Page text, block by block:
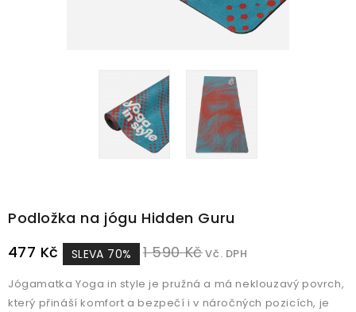
Podložka na jógu Hidden Guru
477 Kč
SLEVA 70% 1 590 KčVč. DPH
Jógamatka Yoga in style je pružná a má neklouzavý povrch,
který přináší komfort a bezpečí i v náročných pozicích, je